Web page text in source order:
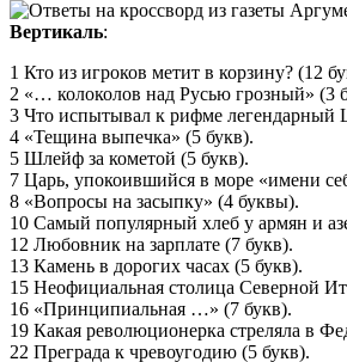
Вертикаль:
1 Кто из игроков метит в корзину? (12
2 «… колоколов над Русью грозный» (3
3 Что испытывал к рифме легендарный
4 «Тещина выпечка» (5 букв).
5 Шлейф за кометой (5 букв).
7 Царь, упокоившийся в море «имени
8 «Вопросы на засыпку» (4 буквы).
10 Самый популярный хлеб у армян и
12 Любовник на зарплате (7 букв).
13 Камень в дорогих часах (5 букв).
15 Неофициальная столица Северной
16 «Принципиальная …» (7 букв).
19 Какая революционерка стреляла в
22 Преграда к чревоугодию (5 букв).